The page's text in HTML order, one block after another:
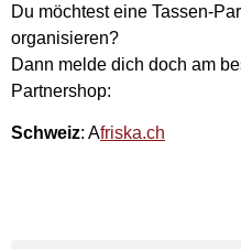
Du möchtest eine Tassen-
organisieren?
Dann melde dich doch am
Partnershop:
Schweiz: Afriska.ch